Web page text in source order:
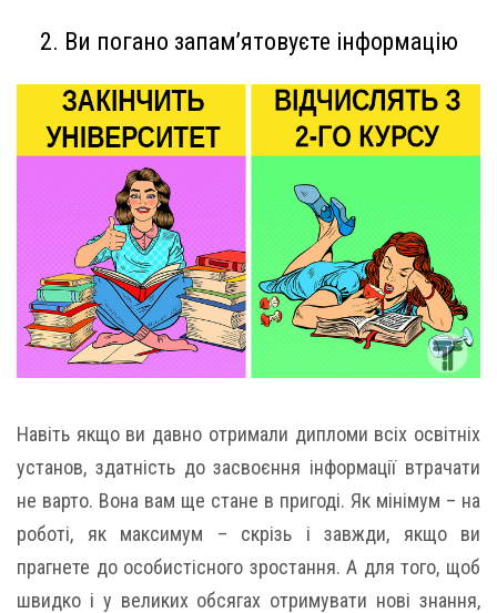
2. Ви погано запам’ятовуєте інформацію
Навіть якщо ви давно отримали дипломи всіх освітніх
установ, здатність до засвоєння інформації втрачати
не варто. Вона вам ще стане в пригоді. Як мінімум – на
роботі, як максимум – скрізь і завжди, якщо ви
прагнете до особистісного зростання. А для того, щоб
швидко і у великих обсягах отримувати нові знання,